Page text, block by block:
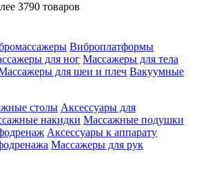
3790 товаров
Виброплатформы
для ног Массажеры для тела
для шеи и плеч Вакуумные
столы Аксессуары для
накидки Массажные подушки
Аксессуары к аппарату
Массажеры для рук